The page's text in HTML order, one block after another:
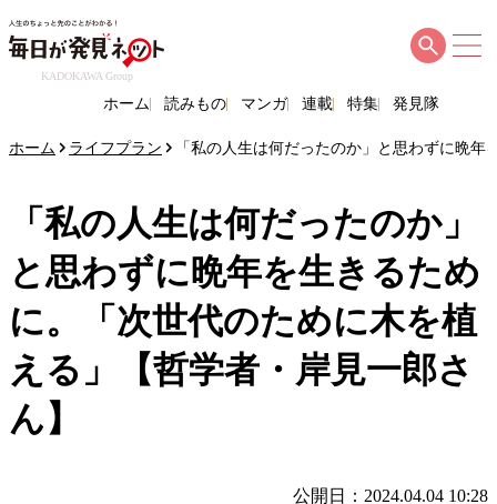
KADOKAWA Group
ホーム 読みもの マンガ 連載 特集 発見隊
ホーム ライフプラン 「私の人生は何だったのか」と思わずに晩
「私の人生は何だったのか」
と思わずに晩年を生きるため
に。「次世代のために木を植
える」【哲学者・岸見一郎さ
ん】
公開日：2024.04.04 10:28